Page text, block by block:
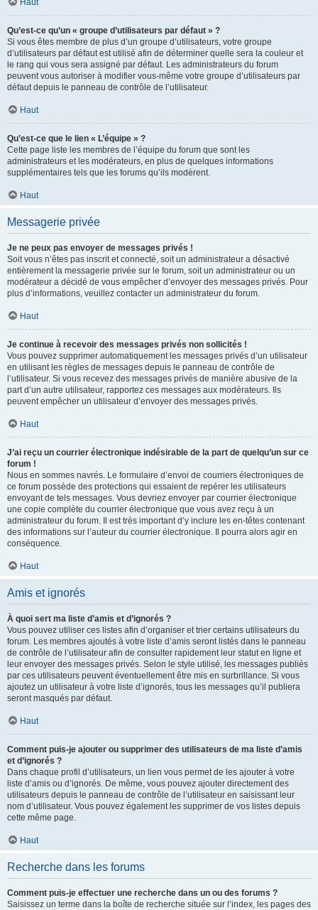
Haut
Qu’est-ce qu’un « groupe d’utilisateurs par défaut » ?
Si vous êtes membre de plus d’un groupe d’utilisateurs, votre groupe
d’utilisateurs par défaut est utilisé afin de déterminer quelle sera la couleur et
le rang qui vous sera assigné par défaut. Les administrateurs du forum
peuvent vous autoriser à modifier vous-même votre groupe d’utilisateurs par
défaut depuis le panneau de contrôle de l’utilisateur.
Haut
Qu’est-ce que le lien « L’équipe » ?
Cette page liste les membres de l’équipe du forum que sont les
administrateurs et les modérateurs, en plus de quelques informations
supplémentaires tels que les forums qu’ils modèrent.
Haut
Messagerie privée
Je ne peux pas envoyer de messages privés !
Soit vous n’êtes pas inscrit et connecté, soit un administrateur a désactivé
entièrement la messagerie privée sur le forum, soit un administrateur ou un
modérateur a décidé de vous empêcher d’envoyer des messages privés. Pour
plus d’informations, veuillez contacter un administrateur du forum.
Haut
Je continue à recevoir des messages privés non sollicités !
Vous pouvez supprimer automatiquement les messages privés d’un utilisateur
en utilisant les règles de messages depuis le panneau de contrôle de
l’utilisateur. Si vous recevez des messages privés de manière abusive de la
part d’un autre utilisateur, rapportez ces messages aux modérateurs. Ils
peuvent empêcher un utilisateur d’envoyer des messages privés.
Haut
J’ai reçu un courrier électronique indésirable de la part de quelqu’un sur ce
forum !
Nous en sommes navrés. Le formulaire d’envoi de courriers électroniques de
ce forum possède des protections qui essaient de repérer les utilisateurs
envoyant de tels messages. Vous devriez envoyer par courrier électronique
une copie complète du courrier électronique que vous avez reçu à un
administrateur du forum. Il est très important d’y inclure les en-têtes contenant
des informations sur l’auteur du courrier électronique. Il pourra alors agir en
conséquence.
Haut
Amis et ignorés
À quoi sert ma liste d’amis et d’ignorés ?
Vous pouvez utiliser ces listes afin d’organiser et trier certains utilisateurs du
forum. Les membres ajoutés à votre liste d’amis seront listés dans le panneau
de contrôle de l’utilisateur afin de consulter rapidement leur statut en ligne et
leur envoyer des messages privés. Selon le style utilisé, les messages publiés
par ces utilisateurs peuvent éventuellement être mis en surbrillance. Si vous
ajoutez un utilisateur à votre liste d’ignorés, tous les messages qu’il publiera
seront masqués par défaut.
Haut
Comment puis-je ajouter ou supprimer des utilisateurs de ma liste d’amis
et d’ignorés ?
Dans chaque profil d’utilisateurs, un lien vous permet de les ajouter à votre
liste d’amis ou d’ignorés. De même, vous pouvez ajouter directement des
utilisateurs depuis le panneau de contrôle de l’utilisateur en saisissant leur
nom d’utilisateur. Vous pouvez également les supprimer de vos listes depuis
cette même page.
Haut
Recherche dans les forums
Comment puis-je effectuer une recherche dans un ou des forums ?
Saisissez un terme dans la boîte de recherche située sur l’index, les pages des